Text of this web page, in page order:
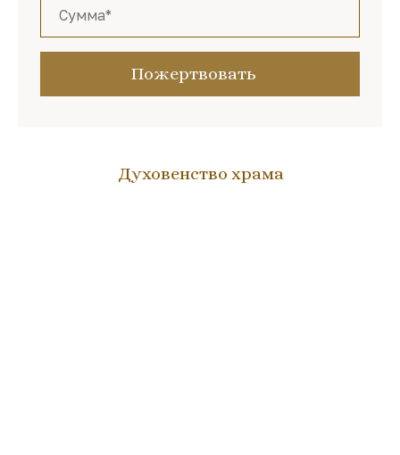
Пожертвовать
Духовенство храма